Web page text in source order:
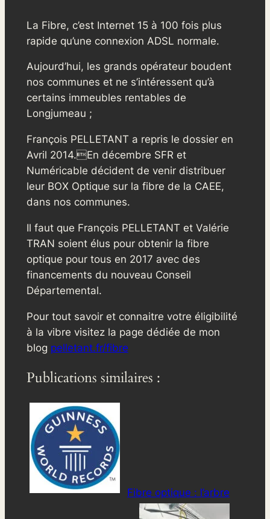
La Fibre, c’est Internet 15 à 100 fois plus
rapide qu’une connexion ADSL normale.
Aujourd’hui, les grands opérateur boudent
nos communes et ne s’intéressent qu’à
certains immeubles rentables de
Longjumeau ;
François PELLETANT a repris le dossier en
Avril 2014.En décembre SFR et
Numéricable décident de venir distribuer
leur BOX Optique sur la fibre de la CAEE,
dans nos communes.
Il faut que François PELLETANT et Valérie
TRAN soient élus pour obtenir la fibre
optique pour tous en 2017 avec des
financements du nouveau Conseil
Départemental.
Pour tout savoir et connaitre votre éligibilité
à la vibre visitez la page dédiée de mon
blog pelletant.fr/fibre
Publications similaires :
Fibre optique : l’arbre